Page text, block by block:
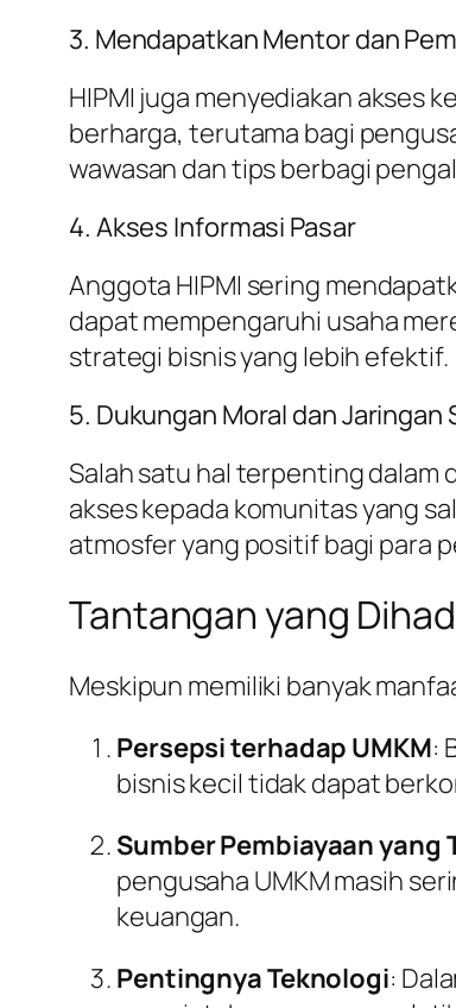
3. Mendapatkan Mentor dan
HIPMI juga menyediakan akses
berharga, terutama bagi
wawasan dan tips berbagi
4. Akses Informasi Pasar
Anggota HIPMI sering
dapat mempengaruhi usaha
strategi bisnis yang lebih efektif.
5. Dukungan Moral dan Jaringan
Salah satu hal terpenting dalam
akses kepada komunitas yang
atmosfer yang positif bagi para
Tantangan yang
Meskipun memiliki banyak
Persepsi terhadap UMKM:
bisnis kecil tidak dapat
Sumber Pembiayaan yang
pengusaha UMKM masih
keuangan.
Pentingnya Teknologi: